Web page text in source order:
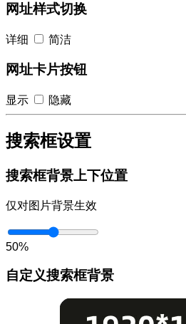
网址样式切换
详细 简洁
网址卡片按钮
显示 隐藏
搜索框设置
搜索框背景上下位置
仅对图片背景生效
50%
自定义搜索框背景